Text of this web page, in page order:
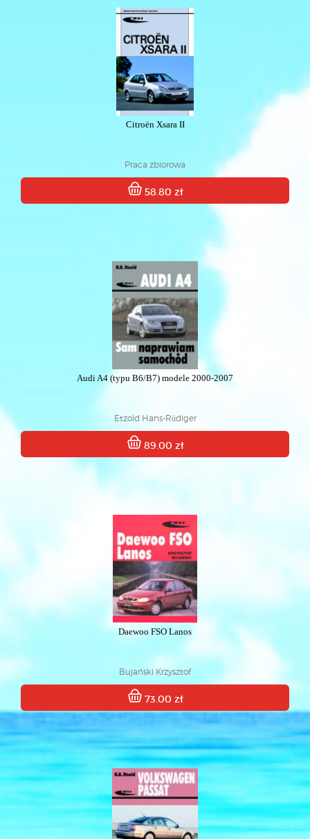
Citroën Xsara II
Praca zbiorowa
58.80 zł
Audi A4 (typu B6/B7) modele 2000-2007
Etzold Hans-Rüdiger
89.00 zł
Daewoo FSO Lanos
Bujański Krzysztof
73.00 zł